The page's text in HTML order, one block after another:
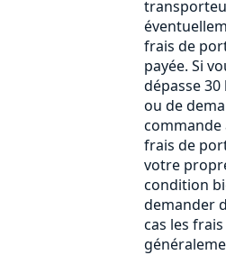
frais de
payée. Si
dépasse
ou de
commande
frais de
votre
condition
demander
cas les